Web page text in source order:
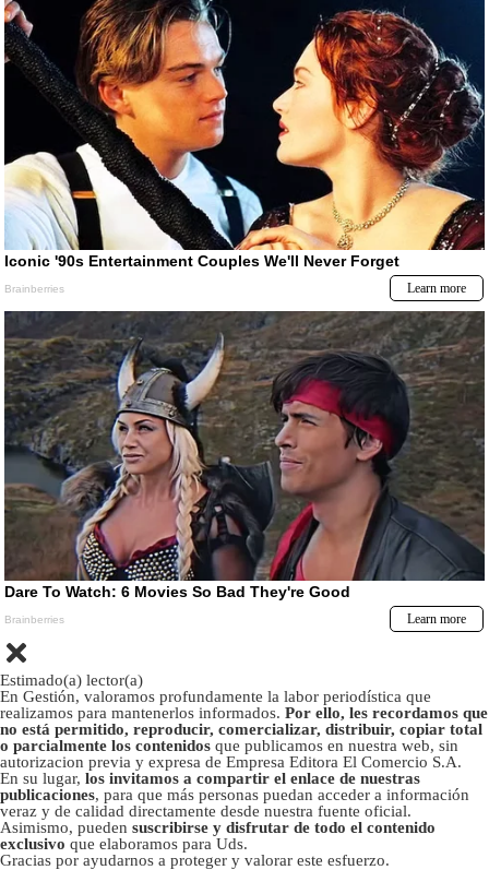
Estimado(a) lector(a)
En Gestión, valoramos profundamente la labor periodística que
realizamos para mantenerlos informados. Por ello, les recordamos que
no está permitido, reproducir, comercializar, distribuir, copiar total
o parcialmente los contenidos que publicamos en nuestra web, sin
autorizacion previa y expresa de Empresa Editora El Comercio S.A.
En su lugar, los invitamos a compartir el enlace de nuestras
publicaciones, para que más personas puedan acceder a información
veraz y de calidad directamente desde nuestra fuente oficial.
Asimismo, pueden suscribirse y disfrutar de todo el contenido
exclusivo que elaboramos para Uds.
Gracias por ayudarnos a proteger y valorar este esfuerzo.